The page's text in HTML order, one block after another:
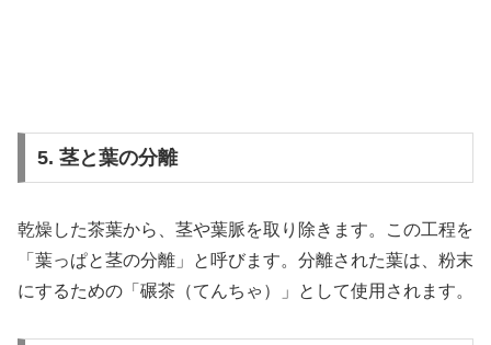
5. 茎と葉の分離
乾燥した茶葉から、茎や葉脈を取り除きます。この工程を
「葉っぱと茎の分離」と呼びます。分離された葉は、粉末
にするための「碾茶（てんちゃ）」として使用されます。